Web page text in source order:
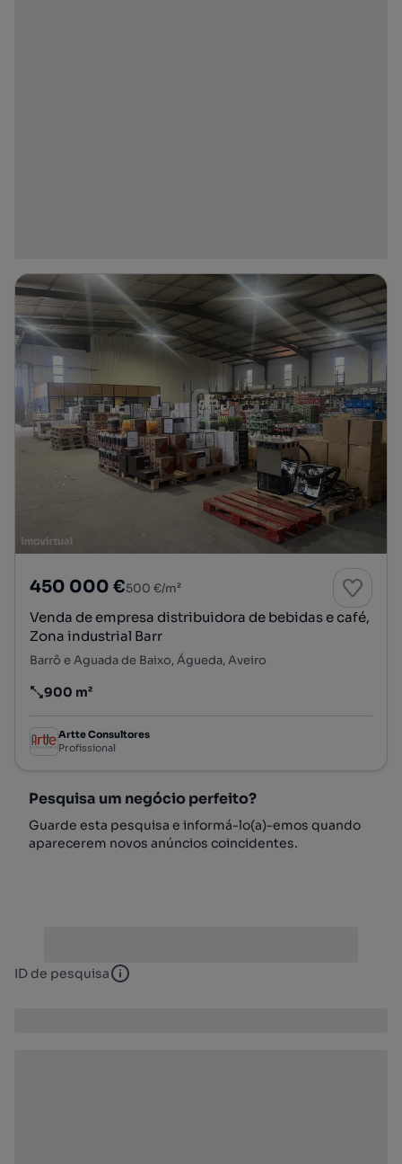
450 000 €500 €/m²
Venda de empresa distribuidora de bebidas e café,
Zona industrial Barr
Barrô e Aguada de Baixo, Águeda, Aveiro
Preço por metro quadrado
900 m²
Artte Consultores
Profissional
Pesquisa um negócio perfeito?
Guarde esta pesquisa e informá-lo(a)-emos quando
aparecerem novos anúncios coincidentes.
ID de pesquisa ID de pesquisa